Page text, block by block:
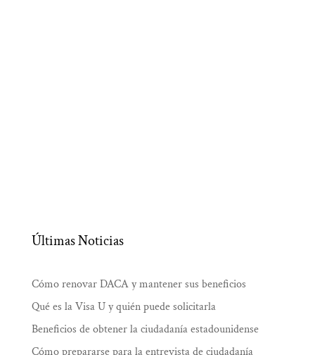
Últimas Noticias
Cómo renovar DACA y mantener sus beneficios
Qué es la Visa U y quién puede solicitarla
Beneficios de obtener la ciudadanía estadounidense
Cómo prepararse para la entrevista de ciudadanía